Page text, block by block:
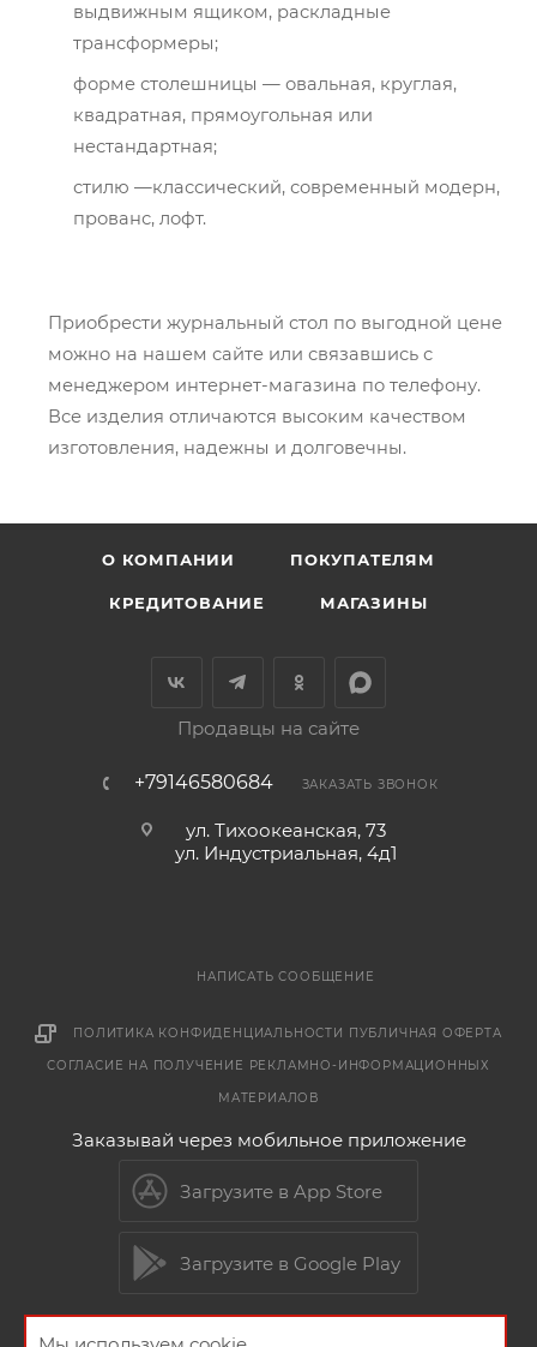
выдвижным ящиком, раскладные
трансформеры;
форме столешницы — овальная, круглая,
квадратная, прямоугольная или
нестандартная;
стилю —классический, современный модерн,
прованс, лофт.
Приобрести журнальный стол по выгодной цене
можно на нашем сайте или связавшись с
менеджером интернет-магазина по телефону.
Все изделия отличаются высоким качеством
изготовления, надежны и долговечны.
О КОМПАНИИ ПОКУПАТЕЛЯМ
КРЕДИТОВАНИЕ МАГАЗИНЫ
Продавцы на сайте
+79146580684 ЗАКАЗАТЬ ЗВОНОК
ул. Тихоокеанская, 73
ул. Индустриальная, 4д1
НАПИСАТЬ СООБЩЕНИЕ
ПОЛИТИКА КОНФИДЕНЦИАЛЬНОСТИ ПУБЛИЧНАЯ ОФЕРТА
СОГЛАСИЕ НА ПОЛУЧЕНИЕ РЕКЛАМНО-ИНФОРМАЦИОННЫХ
МАТЕРИАЛОВ
Заказывай через мобильное приложение
Загрузите в App Store
Загрузите в Google Play